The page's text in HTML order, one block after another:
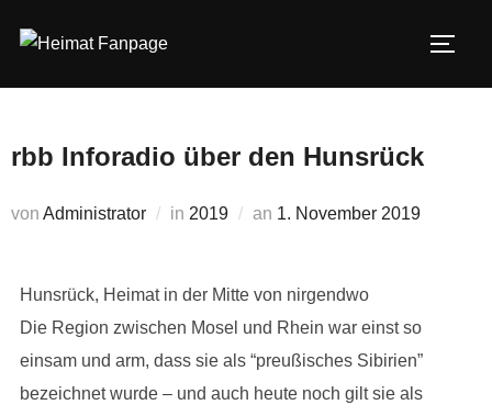
Inhalt
rbb Inforadio über den Hunsrück
von Administrator in 2019 an Veröffentlicht
1. November 2019
Hunsrück, Heimat in der Mitte von nirgendwo
Die Region zwischen Mosel und Rhein war einst so
einsam und arm, dass sie als “preußisches Sibirien”
bezeichnet wurde – und auch heute noch gilt sie als